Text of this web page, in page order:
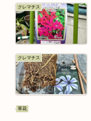
クレマチス
クレマチス
草花